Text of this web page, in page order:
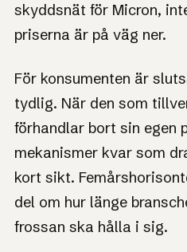
skyddsnät för Micron,
priserna är på väg ner.
För konsumenten är
tydlig. När den som
förhandlar bort sin egen
mekanismer kvar som
kort sikt.
del om hur länge
frossan ska hålla i sig.